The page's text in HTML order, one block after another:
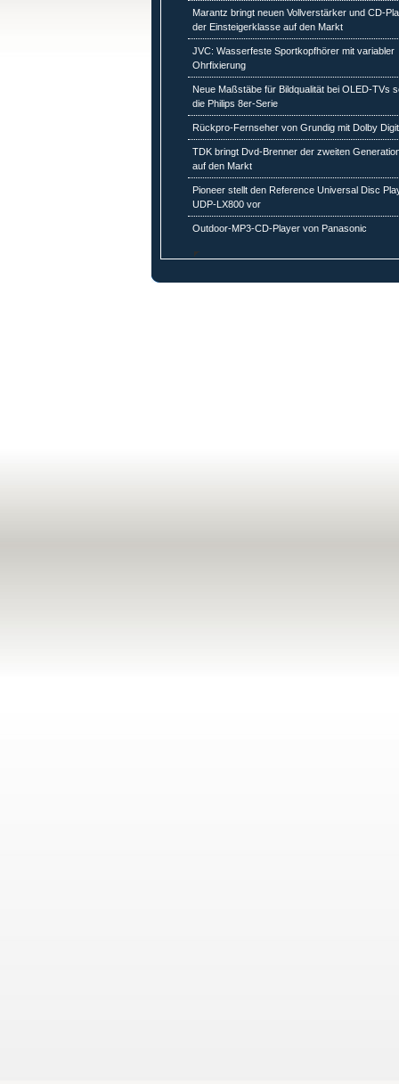
Marantz bringt neuen Vollverstärker und CD-
der Einsteigerklasse auf den Markt
JVC: Wasserfeste Sportkopfhörer mit variabler
Ohrfixierung
Neue Maßstäbe für Bildqualität bei OLED-TVs
die Philips 8er-Serie
Rückpro-Fernseher von Grundig mit Dolby
TDK bringt Dvd-Brenner der zweiten
auf den Markt
Pioneer stellt den Reference Universal Disc
UDP-LX800 vor
Outdoor-MP3-CD-Player von Panasonic